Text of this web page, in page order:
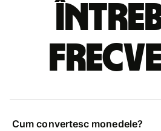
Cum convertesc monedele?